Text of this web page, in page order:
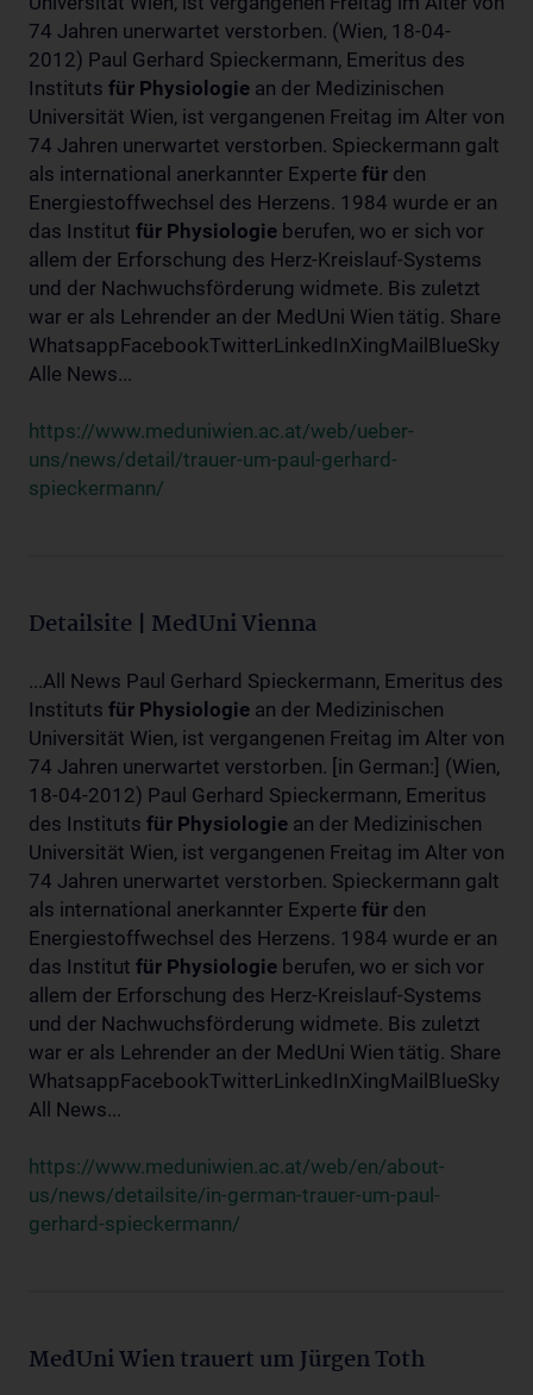
74 Jahren unerwartet verstorben. (Wien, 18-04-
2012) Paul Gerhard Spieckermann, Emeritus des
Instituts für Physiologie an der Medizinischen
Universität Wien, ist vergangenen Freitag im Alter von
74 Jahren unerwartet verstorben. Spieckermann galt
als international anerkannter Experte für den
Energiestoffwechsel des Herzens. 1984 wurde er an
das Institut für Physiologie berufen, wo er sich vor
allem der Erforschung des Herz-Kreislauf-Systems
und der Nachwuchsförderung widmete. Bis zuletzt
war er als Lehrender an der MedUni Wien tätig. Share
WhatsappFacebookTwitterLinkedInXingMailBlueSky
Alle News...
https://www.meduniwien.ac.at/web/ueber-
uns/news/detail/trauer-um-paul-gerhard-
spieckermann/
Detailsite | MedUni Vienna
...All News Paul Gerhard Spieckermann, Emeritus des
Instituts für Physiologie an der Medizinischen
Universität Wien, ist vergangenen Freitag im Alter von
74 Jahren unerwartet verstorben. [in German:] (Wien,
18-04-2012) Paul Gerhard Spieckermann, Emeritus
des Instituts für Physiologie an der Medizinischen
Universität Wien, ist vergangenen Freitag im Alter von
74 Jahren unerwartet verstorben. Spieckermann galt
als international anerkannter Experte für den
Energiestoffwechsel des Herzens. 1984 wurde er an
das Institut für Physiologie berufen, wo er sich vor
allem der Erforschung des Herz-Kreislauf-Systems
und der Nachwuchsförderung widmete. Bis zuletzt
war er als Lehrender an der MedUni Wien tätig. Share
WhatsappFacebookTwitterLinkedInXingMailBlueSky
All News...
https://www.meduniwien.ac.at/web/en/about-
us/news/detailsite/in-german-trauer-um-paul-
gerhard-spieckermann/
MedUni Wien trauert um Jürgen Toth